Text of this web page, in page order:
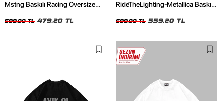
Mstng Baskılı Racing Oversize
599,00 TL 479,20 TL
RideTheLighting-Metallica Baskılı
Tshirt
699,00 TL 559,20 TL